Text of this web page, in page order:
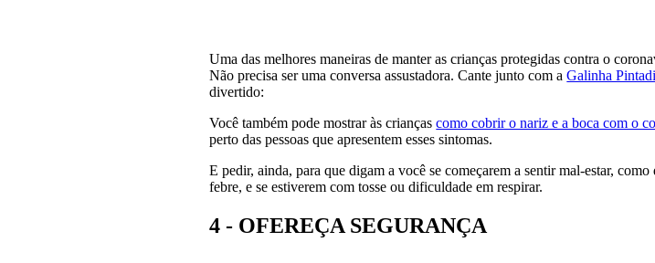
Uma das melhores maneiras de manter as crianças protegidas contra o
Não precisa ser uma conversa assustadora. Cante junto com aGalinha
divertido:
Você também pode mostrar às criançascomo cobrir o nariz e a boca com o
perto das pessoas que apresentem esses sintomas.
E pedir, ainda, para que digam a você se começarem a sentir mal-estar,
febre, e se estiverem com tosse ou dificuldade em respirar.
4 - OFEREÇA SEGURANÇA